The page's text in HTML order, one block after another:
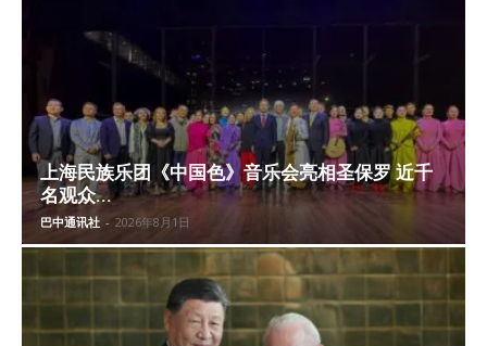
上海民族乐团《中国色》音乐会亮相圣保罗 近千
名观众...
巴中通讯社 - 2026年8月1日